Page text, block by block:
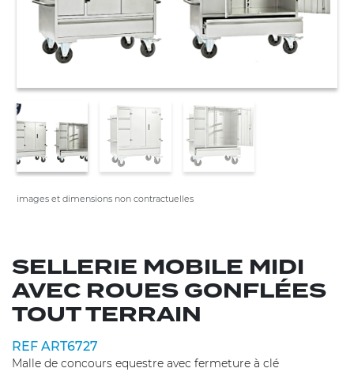
images et dimensions non contractuelles
SELLERIE MOBILE MIDI
AVEC ROUES GONFLÉES
TOUT TERRAIN
REF ART6727
Malle de concours equestre avec fermeture à clé